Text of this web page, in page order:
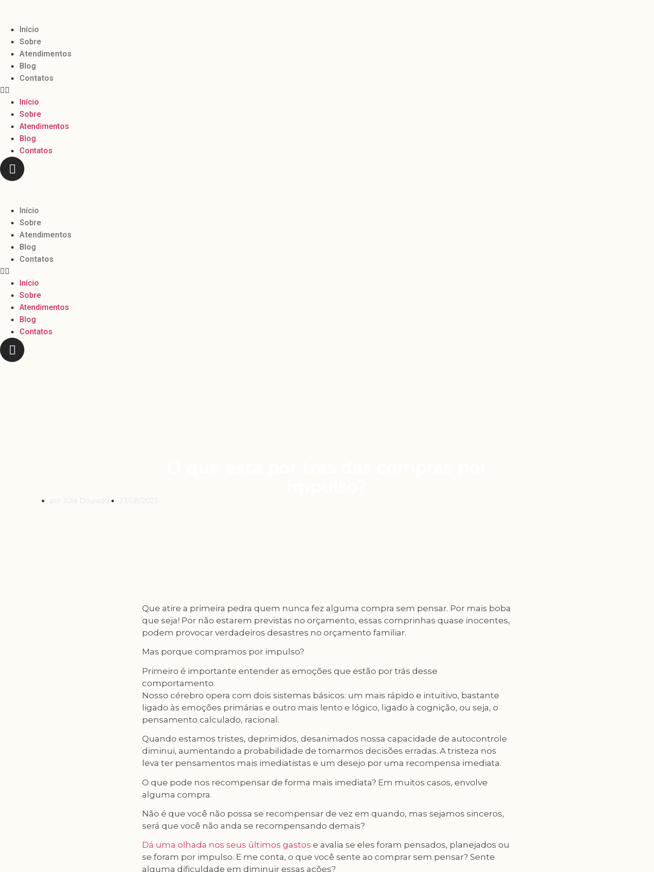
Início
Sobre
Atendimentos
Blog
Contatos
Início
Sobre
Atendimentos
Blog
Contatos
Início
Sobre
Atendimentos
Blog
Contatos
Início
Sobre
Atendimentos
Blog
Contatos
por Júlia Dourado 27/08/2023
Que atire a primeira pedra quem nunca fez alguma compra sem pensar. Por mais boba
que seja! Por não estarem previstas no orçamento, essas comprinhas quase inocentes,
podem provocar verdadeiros desastres no orçamento familiar.
Mas porque compramos por impulso?
Primeiro é importante entender as emoções que estão por trás desse
comportamento.
Nosso cérebro opera com dois sistemas básicos: um mais rápido e intuitivo, bastante
ligado às emoções primárias e outro mais lento e lógico, ligado à cognição, ou seja, o
pensamento calculado, racional.
Quando estamos tristes, deprimidos, desanimados nossa capacidade de autocontrole
diminui, aumentando a probabilidade de tomarmos decisões erradas. A tristeza nos
leva ter pensamentos mais imediatistas e um desejo por uma recompensa imediata.
O que pode nos recompensar de forma mais imediata? Em muitos casos, envolve
alguma compra.
Não é que você não possa se recompensar de vez em quando, mas sejamos sinceros,
será que você não anda se recompensando demais?
Dá uma olhada nos seus últimos gastos e avalia se eles foram pensados, planejados ou
se foram por impulso. E me conta, o que você sente ao comprar sem pensar? Sente
alguma dificuldade em diminuir essas ações?